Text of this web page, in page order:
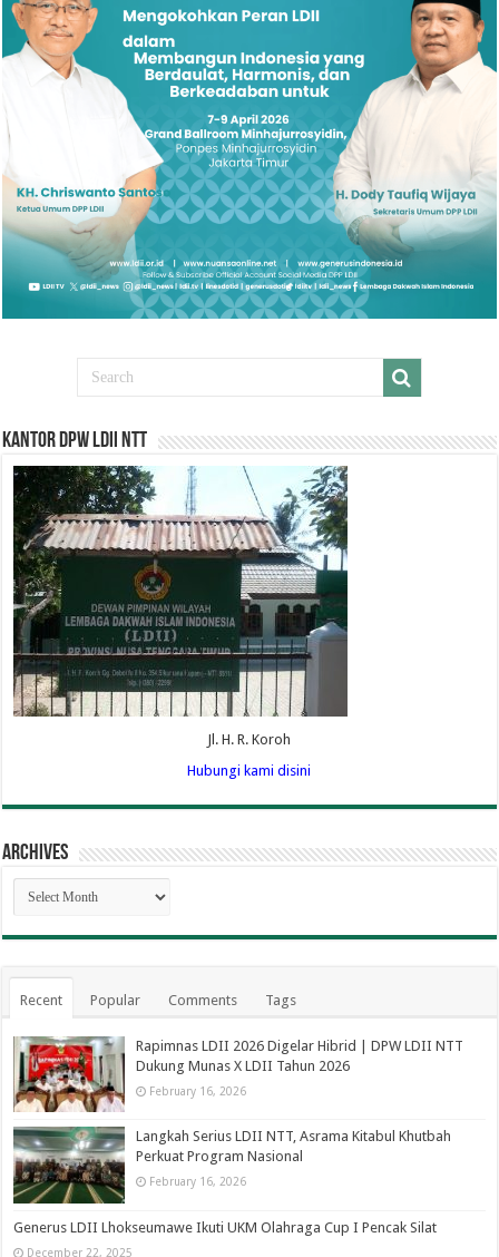
Kantor DPW LDII NTT
Jl. H. R. Koroh
Hubungi kami disini
Archives
Archives
Recent Popular Comments Tags
Rapimnas LDII 2026 Digelar Hibrid | DPW LDII NTT
Dukung Munas X LDII Tahun 2026
February 16, 2026
Langkah Serius LDII NTT, Asrama Kitabul Khutbah
Perkuat Program Nasional
February 16, 2026
Generus LDII Lhokseumawe Ikuti UKM Olahraga Cup I Pencak Silat
December 22, 2025